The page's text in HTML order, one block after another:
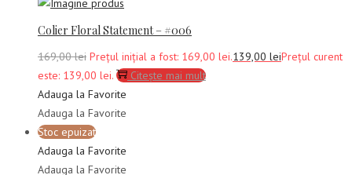
Colier Floral Statement – #006
169,00lei Prețul inițial a fost: 169,00 lei.139,00 leiPrețul curent
este: 139,00 lei.
Citește mai mult
Adauga la Favorite
Adauga la Favorite
Stoc epuizat
Adauga la Favorite
Adauga la Favorite